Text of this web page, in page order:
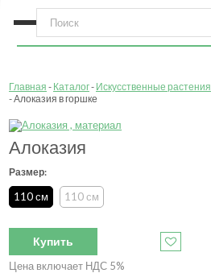
Главная Каталог Искусственные растения
Алоказия в горшке
Алоказия
Размер:
110 см 110 см
Купить
Цена включает НДС 5%